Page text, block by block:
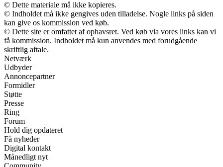
© Dette materiale må ikke kopieres.
© Indholdet må ikke gengives uden tilladelse. Nogle links på siden
kan give os kommission ved køb.
© Dette site er omfattet af ophavsret. Ved køb via vores links kan vi
få kommission. Indholdet må kun anvendes med forudgående
skriftlig aftale.
Netværk
Udbyder
Annoncepartner
Formidler
Støtte
Presse
Ring
Forum
Hold dig opdateret
Få nyheder
Digital kontakt
Månedligt nyt